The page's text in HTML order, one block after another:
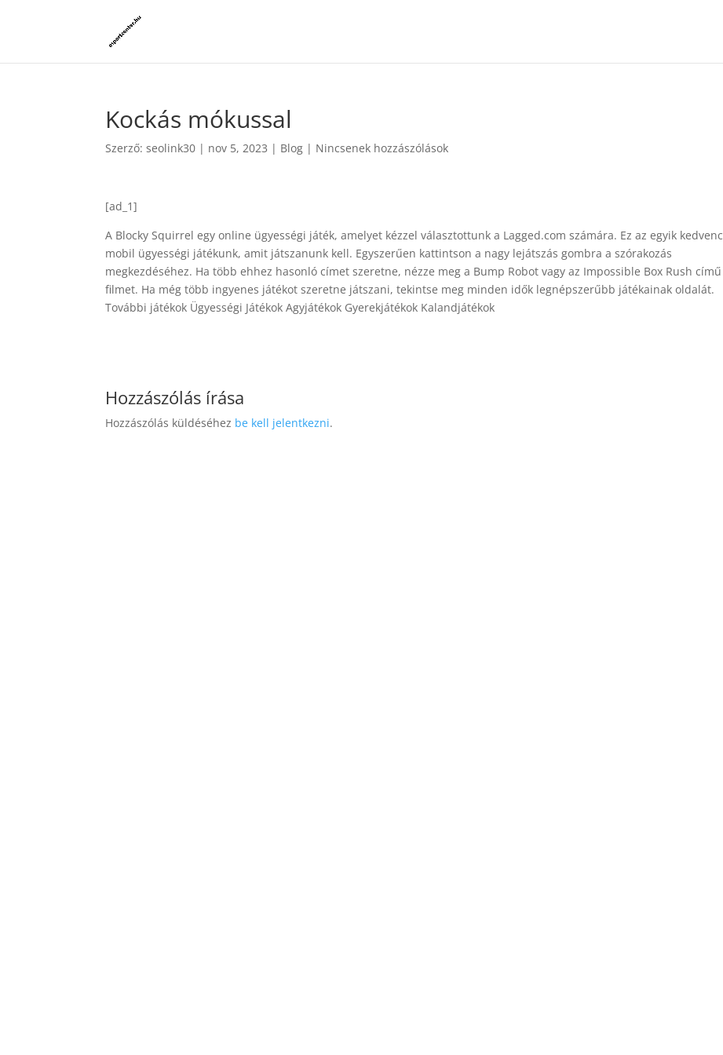
Kockás mókussal
Szerző:seolink30 | nov 5, 2023 | Blog | Nincsenek hozzászólások
[ad_1]
A Blocky Squirrel egy online ügyességi játék, amelyet kézzel választottunk a Lagged.com számára. Ez az egyik kedvenc
mobil ügyességi játékunk, amit játszanunk kell. Egyszerűen kattintson a nagy lejátszás gombra a szórakozás
megkezdéséhez. Ha több ehhez hasonló címet szeretne, nézze meg a Bump Robot vagy az Impossible Box Rush című
filmet. Ha még több ingyenes játékot szeretne játszani, tekintse meg minden idők legnépszerűbb játékainak oldalát.
További játékok Ügyességi Játékok Agyjátékok Gyerekjátékok Kalandjátékok
Hozzászólás írása
Hozzászólás küldéséhez be kell jelentkezni.